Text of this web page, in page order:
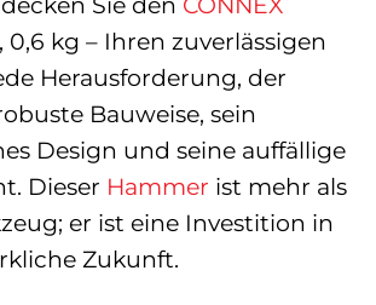
kg – Ihren zuverlässigen
Herausforderung, der
Bauweise, sein
Design und seine auffällige
Dieser Hammer ist mehr als
er ist eine Investition in
Zukunft.